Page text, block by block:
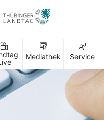
Mediathek Service